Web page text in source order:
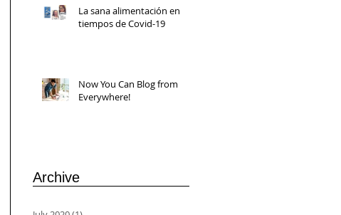
La sana alimentación en
tiempos de Covid-19
Now You Can Blog from
Everywhere!
Archive